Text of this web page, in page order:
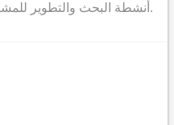
أنشطة البحث والتطوير للمشروع.